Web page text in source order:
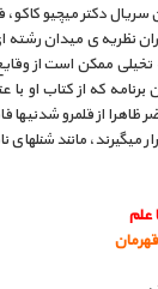
دکتر میچیو
نظریه­ ی میدان
تخیلی ممکن است از
که از کتاب او با
ظاهرا از قلمرو شدنی­ها
می­گیرند، مانند
علم